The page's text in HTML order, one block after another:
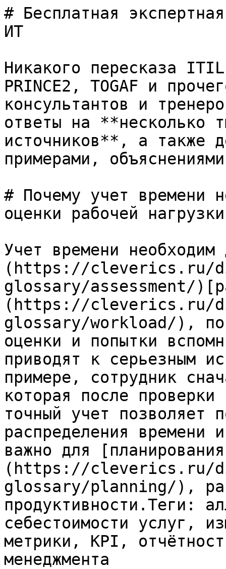
# Бесплатная
ИТ
Никакого пересказа
PRINCE2, TOGAF и
консультантов и
ответы на **несколько
источников**, а также
примерами,
# Почему учет времени
оценки рабочей
Учет времени
(https://cleverics.ru/
glossary/assessment/
(https://cleverics.ru/
glossary/workload/),
оценки и попытки
приводят к серьезным
примере, сотрудник
которая после
точный учет позволяет
распределения времени
важно для
(https://cleverics.ru/
glossary/planning/),
продуктивности.Теги:
себестоимости услуг,
метрики, KPI,
менеджмента